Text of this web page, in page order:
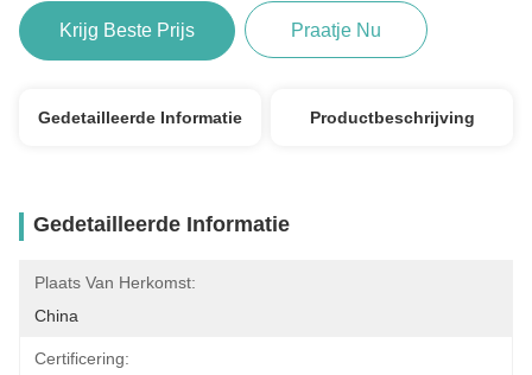
Krijg Beste Prijs Praatje Nu
Gedetailleerde Informatie Productbeschrijving
Gedetailleerde Informatie
Plaats Van Herkomst:
China
Certificering: